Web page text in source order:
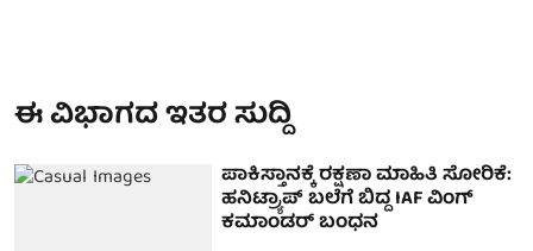
ಈ ವಿಭಾಗದ ಇತರ ಸುದ್ದಿ
ಪಾಕಿಸ್ತಾನಕ್ಕೆ ರಕ್ಷಣಾ ಮಾಹಿತಿ ಸೋರಿಕೆ:
ಹನಿಟ್ರ್ಯಾಪ್‌ ಬಲೆಗೆ ಬಿದ್ದ IAF ವಿಂಗ್‌
ಕಮಾಂಡರ್‌ ಬಂಧನ